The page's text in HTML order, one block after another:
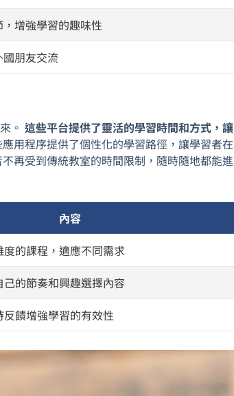
增強學習的趣味性
國朋友交流
。 這些平台提供了靈活的學習時間和方式，讓
應用程序提供了個性化的學習路徑，讓學習者在
再受到傳統教室的時間限制，隨時隨地都能進
內容
度的課程，適應不同需求
己的節奏和興趣選擇內容
反饋增強學習的有效性